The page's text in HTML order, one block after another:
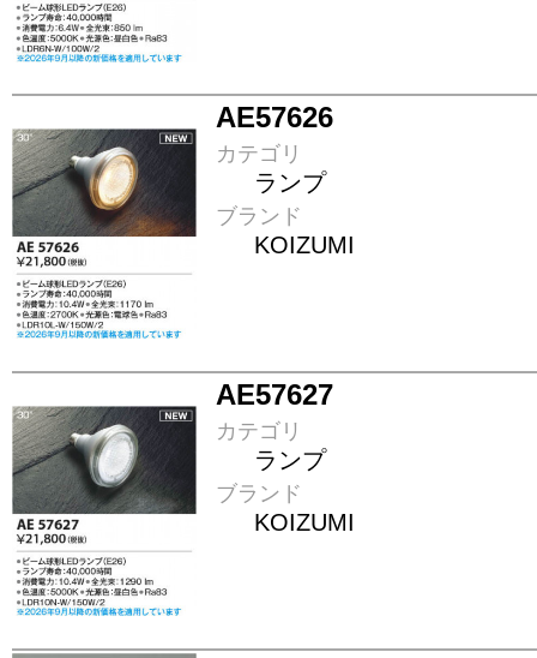
AE57626
カテゴリ
ランプ
ブランド
KOIZUMI
AE57627
カテゴリ
ランプ
ブランド
KOIZUMI